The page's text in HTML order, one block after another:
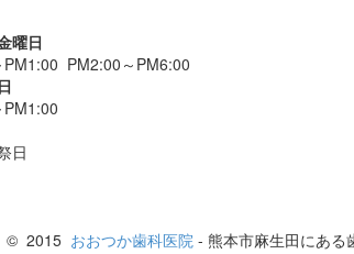
曜日
PM1:00 PM2:00～PM6:00
日
日
© 2015 おおつか歯科医院- 熊本市麻生田にある